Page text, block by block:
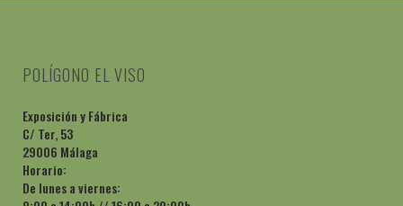
POLÍGONO EL VISO
Exposición y Fábrica
C/ Ter, 53
29006 Málaga
Horario:
De lunes a viernes: